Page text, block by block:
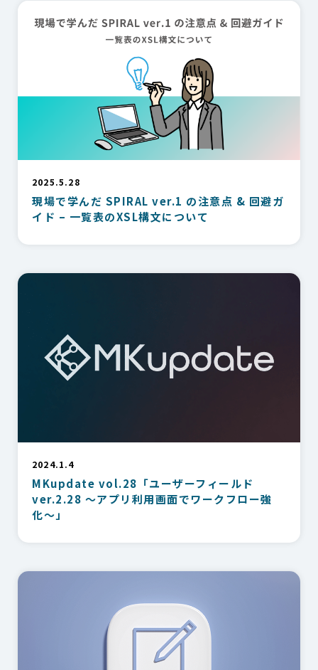
2025.5.28
現場で学んだ SPIRAL ver.1 の注意点 & 回避ガ
イド – 一覧表のXSL構文について
2024.1.4
MKupdate vol.28「ユーザーフィールド
ver.2.28 〜アプリ利用画面でワークフロー強
化〜」